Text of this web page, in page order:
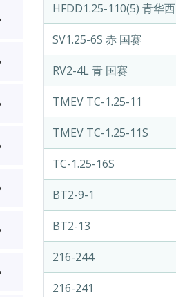
HFDD1.25-110(5) 青华西
SV1.25-6S 赤 国赛
RV2-4L 青 国赛
TMEV TC-1.25-11
TMEV TC-1.25-11S
TC-1.25-16S
BT2-9-1
BT2-13
216-244
216-241